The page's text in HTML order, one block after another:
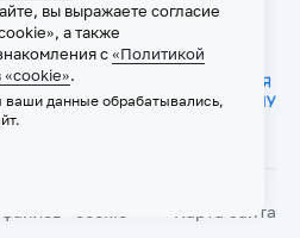
«cookie» Карта сайта
вы выражаете согласие
а также
с«Политикой
«cookie».
ваши данные обрабатывались,